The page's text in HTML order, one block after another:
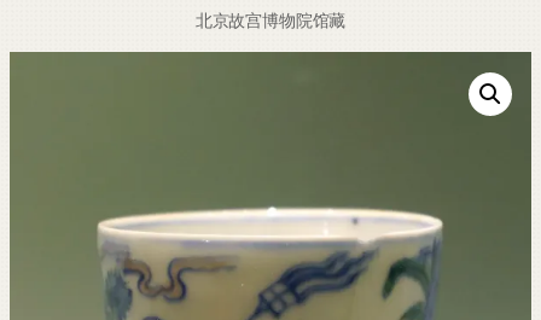
北京故宫博物院馆藏